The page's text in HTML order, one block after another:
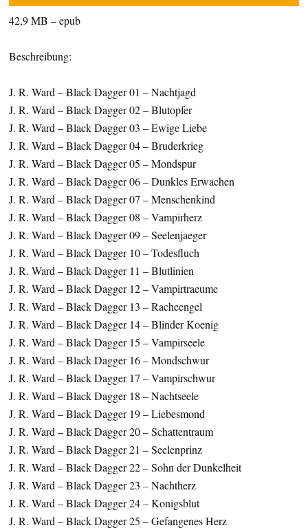
42,9 MB – epub
Beschreibung:
J. R. Ward – Black Dagger 01 – Nachtjagd
J. R. Ward – Black Dagger 02 – Blutopfer
J. R. Ward – Black Dagger 03 – Ewige Liebe
J. R. Ward – Black Dagger 04 – Bruderkrieg
J. R. Ward – Black Dagger 05 – Mondspur
J. R. Ward – Black Dagger 06 – Dunkles Erwachen
J. R. Ward – Black Dagger 07 – Menschenkind
J. R. Ward – Black Dagger 08 – Vampirherz
J. R. Ward – Black Dagger 09 – Seelenjaeger
J. R. Ward – Black Dagger 10 – Todesfluch
J. R. Ward – Black Dagger 11 – Blutlinien
J. R. Ward – Black Dagger 12 – Vampirtraeume
J. R. Ward – Black Dagger 13 – Racheengel
J. R. Ward – Black Dagger 14 – Blinder Koenig
J. R. Ward – Black Dagger 15 – Vampirseele
J. R. Ward – Black Dagger 16 – Mondschwur
J. R. Ward – Black Dagger 17 – Vampirschwur
J. R. Ward – Black Dagger 18 – Nachtseele
J. R. Ward – Black Dagger 19 – Liebesmond
J. R. Ward – Black Dagger 20 – Schattentraum
J. R. Ward – Black Dagger 21 – Seelenprinz
J. R. Ward – Black Dagger 22 – Sohn der Dunkelheit
J. R. Ward – Black Dagger 23 – Nachtherz
J. R. Ward – Black Dagger 24 – Konigsblut
J. R. Ward – Black Dagger 25 – Gefangenes Herz